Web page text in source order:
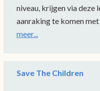
niveau, krijgen via deze
aanraking te komen
meer...
Save The Children